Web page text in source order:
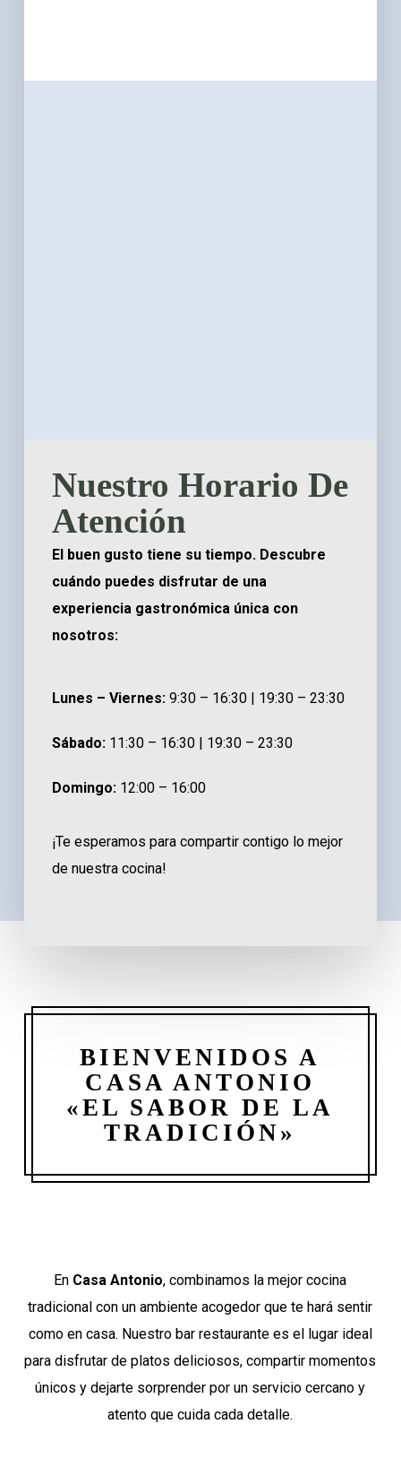
Nuestro Horario De
Atención
El buen gusto tiene su tiempo. Descubre
cuándo puedes disfrutar de una
experiencia gastronómica única con
nosotros:
Lunes – Viernes:9:30 – 16:30 | 19:30 – 23:30
Sábado: 11:30 – 16:30 | 19:30 – 23:30
Domingo: 12:00 – 16:00
¡Te esperamos para compartir contigo lo mejor
de nuestra cocina!
BIENVENIDOS A
CASA ANTONIO
«EL SABOR DE LA
TRADICIÓN»
En Casa Antonio, combinamos la mejor cocina
tradicional con un ambiente acogedor que te hará sentir
como en casa. Nuestro bar restaurante es el lugar ideal
para disfrutar de platos deliciosos, compartir momentos
únicos y dejarte sorprender por un servicio cercano y
atento que cuida cada detalle.